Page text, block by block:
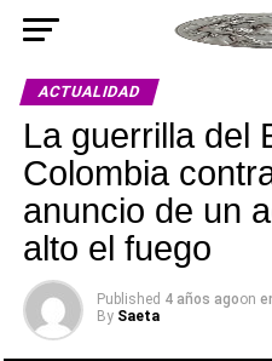
ACTUALIDAD
La guerrilla del
Colombia
anuncio de un
alto el fuego
Published 4 años agoon
By Saeta